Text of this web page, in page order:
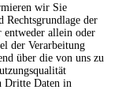
wir Sie
Rechtsgrundlage der
entweder allein oder
der Verarbeitung
über die von uns zu
Dritte Daten in